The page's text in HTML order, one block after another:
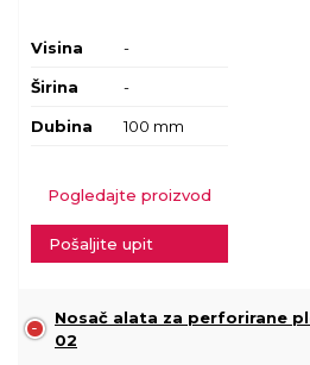
Visina -
Širina -
Dubina 100 mm
Pogledajte proizvod
Pošaljite upit
Nosač alata za perforirane
02